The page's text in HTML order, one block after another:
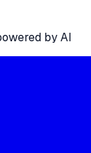
by AI